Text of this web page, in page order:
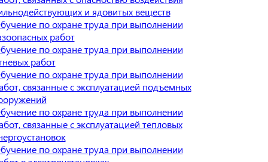
и ядовитых веществ
по охране труда при выполнении
работ
по охране труда при выполнении
работ
по охране труда при выполнении
связанные с эксплуатацией подъемных
по охране труда при выполнении
связанные с эксплуатацией тепловых
по охране труда при выполнении